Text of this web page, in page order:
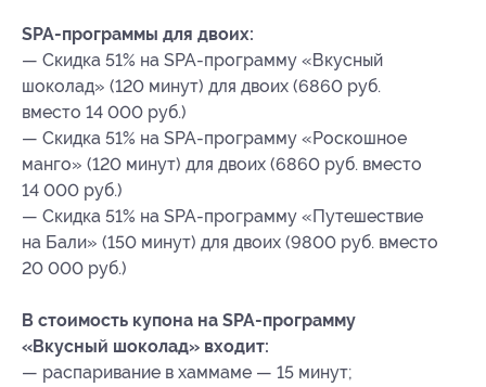
SPA-программы для двоих:
— Скидка 51% на SPA-программу «Вкусный
шоколад» (120 минут) для двоих (6860 руб.
вместо 14 000 руб.)
— Скидка 51% на SPA-программу «Роскошное
манго» (120 минут) для двоих (6860 руб. вместо
14 000 руб.)
— Скидка 51% на SPA-программу «Путешествие
на Бали» (150 минут) для двоих (9800 руб. вместо
20 000 руб.)
В стоимость купона на SPA-программу
«Вкусный шоколад» входит:
— распаривание в хаммаме — 15 минут;